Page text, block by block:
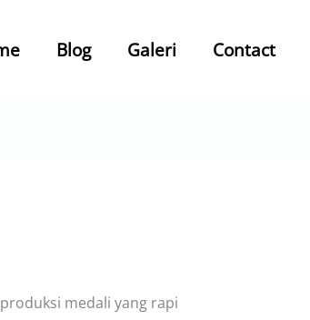
Blog Galeri Contact
medali yang rapi